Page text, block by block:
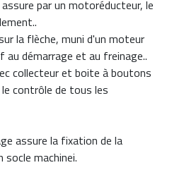
par un motoréducteur, le
la flèche, muni d'un moteur
démarrage et au freinage..
collecteur et boite à boutons
contrôle de tous les
assure la fixation de la
socle machinei.